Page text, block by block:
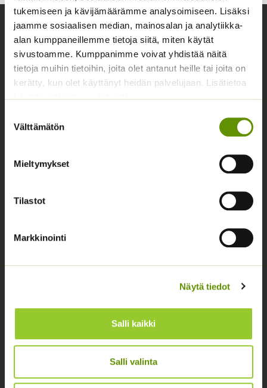
tukemiseen ja kävijämäärämme analysoimiseen. Lisäksi
jaamme sosiaalisen median, mainosalan ja analytiikka-
alan kumppaneillemme tietoja siitä, miten käytät
sivustoamme. Kumppanimme voivat yhdistää näitä
tietoja muihin tietoihin, joita olet antanut heille tai joita on
kerätty, kun olet käyttänyt heidän palvelujaan. Lisätietoa
käyttämistämme evästeistä
valinta
Välttämätön
Mieltymykset
Tilastot
Markkinointi
Näytä tiedot
Salli kaikki
Salli valinta
Yhteystiedot
Asiakaspalvelu avoinna arkisin klo 10-17
02 631 9700
info@siemenvesa.fi
Kankaanpää.
Noutopiste avoinna sopimuksen mukaan ja arkisin 10-
17.
Kukkasipulit
Lannoitteet
Marjat ja mansikat
Muut tuotteet